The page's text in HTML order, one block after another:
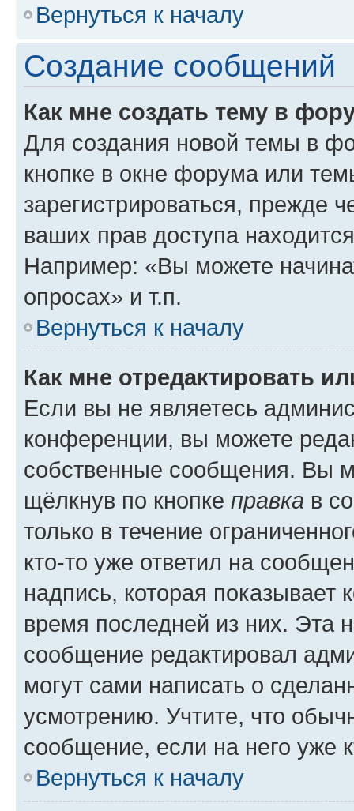
Вернуться к началу
Создание сообщений
Как мне создать тему в
Для создания новой темы в
кнопке в окне форума или
зарегистрироваться, прежде
ваших прав доступа
Например: «Вы можете
опросах» и т.п.
Вернуться к началу
Как мне отредактировать
Если вы не являетесь
конференции, вы можете
собственные сообщения. Вы
щёлкнув по кнопке правка в
только в течение
кто-то уже ответил на
надпись, которая показывает
время последней из них. Эта
сообщение редактировал
могут сами написать о
усмотрению. Учтите, что
сообщение, если на него уже
Вернуться к началу